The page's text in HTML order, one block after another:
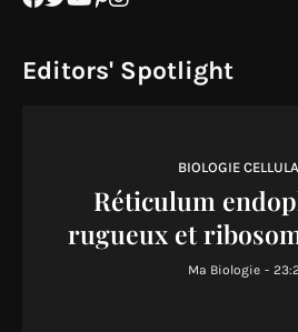
Editors' Spotlight
BIOLOGIE
Réticulum
rugueux et
Ma Biologie -